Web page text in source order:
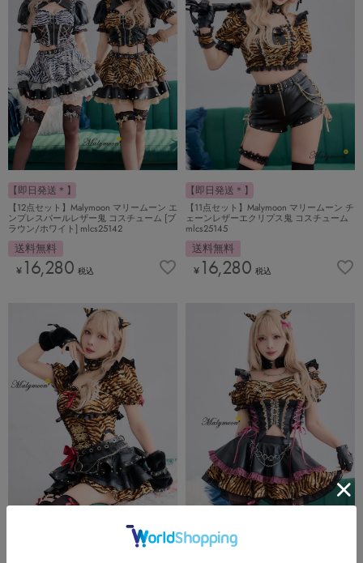
【即日発送＊】
【12点セット】Malymoon マリームーン エ
ンプレスパールレザー鬼 コスチューム [ブ
ラウン/ホワイト] mlcs25142
送料無料
¥ 16,280 税込
【即日発送＊】
【11点セット】Malymoon マリームーン チ
ェーンレザーエクリプス鬼 コスチューム
mlcs25145
送料無料
¥ 16,280 税込
【即日発送＊】